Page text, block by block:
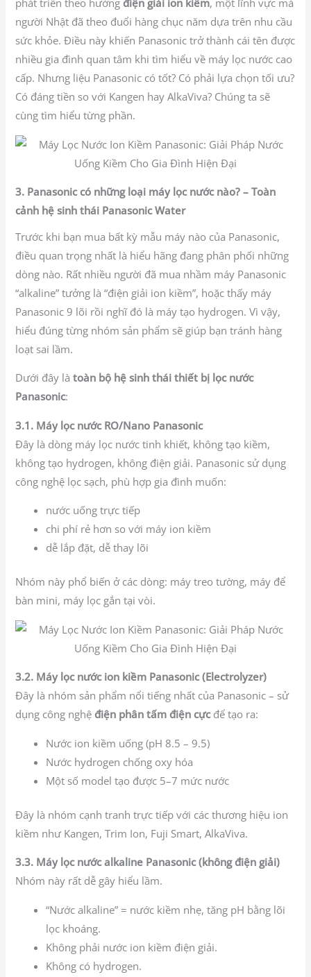
phát triển theo hướng điện giải ion kiềm, một lĩnh vực mà
người Nhật đã theo đuổi hàng chục năm dựa trên nhu cầu
sức khỏe. Điều này khiến Panasonic trở thành cái tên được
nhiều gia đình quan tâm khi tìm hiểu về máy lọc nước cao
cấp. Nhưng liệu Panasonic có tốt? Có phải lựa chọn tối ưu?
Có đáng tiền so với Kangen hay AlkaViva? Chúng ta sẽ
cùng tìm hiểu từng phần.
3. Panasonic có những loại máy lọc nước nào? – Toàn
cảnh hệ sinh thái Panasonic Water
Trước khi bạn mua bất kỳ mẫu máy nào của Panasonic,
điều quan trọng nhất là hiểu hãng đang phân phối những
dòng nào. Rất nhiều người đã mua nhầm máy Panasonic
“alkaline” tưởng là “điện giải ion kiềm”, hoặc thấy máy
Panasonic 9 lõi rồi nghĩ đó là máy tạo hydrogen. Vì vậy,
hiểu đúng từng nhóm sản phẩm sẽ giúp bạn tránh hàng
loạt sai lầm.
Dưới đây làtoàn bộ hệ sinh thái thiết bị lọc nước
Panasonic:
3.1. Máy lọc nước RO/Nano Panasonic
Đây là dòng máy lọc nước tinh khiết, không tạo kiềm,
không tạo hydrogen, không điện giải. Panasonic sử dụng
công nghệ lọc sạch, phù hợp gia đình muốn:
nước uống trực tiếp
chi phí rẻ hơn so với máy ion kiềm
dễ lắp đặt, dễ thay lõi
Nhóm này phổ biến ở các dòng: máy treo tường, máy để
bàn mini, máy lọc gắn tại vòi.
3.2. Máy lọc nước ion kiềm Panasonic (Electrolyzer)
Đây là nhóm sản phẩm nổi tiếng nhất của Panasonic – sử
dụng công nghệ điện phân tấm điện cựcđể tạo ra:
Nước ion kiềm uống (pH 8.5 – 9.5)
Nước hydrogen chống oxy hóa
Một số model tạo được 5–7 mức nước
Đây là nhóm cạnh tranh trực tiếp với các thương hiệu ion
kiềm như Kangen, Trim Ion, Fuji Smart, AlkaViva.
3.3. Máy lọc nước alkaline Panasonic (không điện giải)
Nhóm này rất dễ gây hiểu lầm.
“Nước alkaline” = nước kiềm nhẹ, tăng pH bằng lõi
lọc khoáng.
Không phải nước ion kiềm điện giải.
Không có hydrogen.